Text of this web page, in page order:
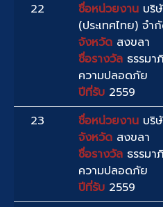
22
ชื่อหน่วยงาน บริ
(ประเทศไทย) จำ
จังหวัด สงขลา
ชื่อรางวัล ธรรมา
ความปลอดภัย
ปีที่รับ 2559
23
ชื่อหน่วยงาน บริ
จังหวัด สงขลา
ชื่อรางวัล ธรรมา
ความปลอดภัย
ปีที่รับ 2559